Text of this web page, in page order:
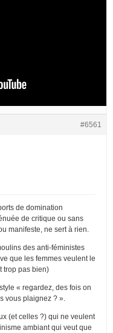
#6561
de domination
de critique ou sans
manifeste, ne sert à rien.
des anti-féministes
que les femmes veulent le
trop pas bien)
« regardez, des fois on
vous plaignez ? ».
(et celles ?) qui ne veulent
ambiant qui veut que